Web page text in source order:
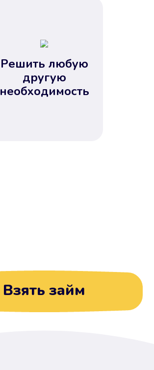
Решить любую
другую
необходимость
Взять займ